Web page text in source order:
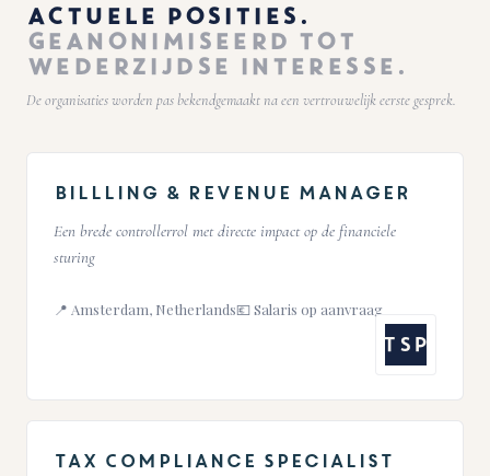
ACTUELE POSITIES.
GEANONIMISEERD TOT
WEDERZIJDSE INTERESSE.
De organisaties worden pas bekendgemaakt na een vertrouwelijk eerste gesprek.
Billling & Revenue Manager
Een brede controllerrol met directe impact op de financiele
sturing
📍 Amsterdam, Netherlands💶 Salaris op aanvraag
TSP
Tax Compliance Specialist